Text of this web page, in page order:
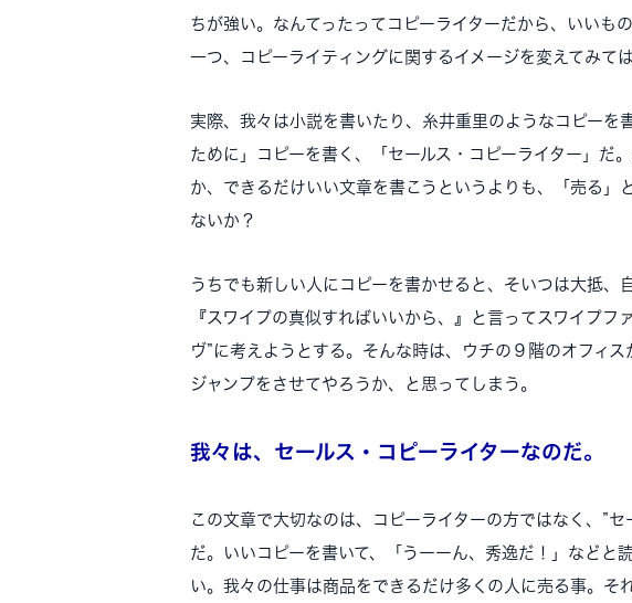
ちが強い。なんてったってコピーライターだから、いいも
一つ、コピーライティングに関するイメージを変えてみて
実際、我々は小説を書いたり、糸井重里のようなコピーを
ために」コピーを書く、「セールス・コピーライター」だ
か、できるだけいい文章を書こうというよりも、「売る」
ないか？
うちでも新しい人にコピーを書かせると、そいつは大抵、
『スワイプの真似すればいいから、』と言ってスワイプフ
ヴ”に考えようとする。そんな時は、ウチの９階のオフィ
ジャンプをさせてやろうか、と思ってしまう。
我々は、セールス・コピーライターなのだ。
この文章で大切なのは、コピーライターの方ではなく、”
だ。いいコピーを書いて、「うーーん、秀逸だ！」などと
い。我々の仕事は商品をできるだけ多くの人に売る事。そ